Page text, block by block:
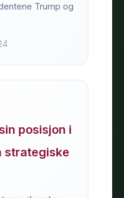
Trump og
posisjon i
strategiske